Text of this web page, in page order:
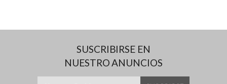
SUSCRIBIRSE EN
NUESTRO ANUNCIOS